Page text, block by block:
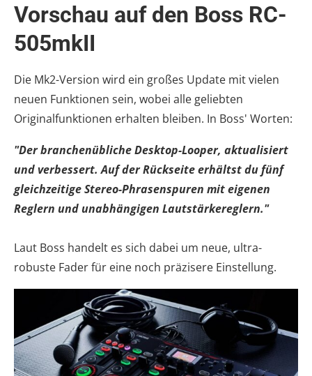
Vorschau auf den Boss RC-
505mkII
Die Mk2-Version wird ein großes Update mit vielen
neuen Funktionen sein, wobei alle geliebten
Originalfunktionen erhalten bleiben. In Boss' Worten:
"Der branchenübliche Desktop-Looper, aktualisiert
und verbessert. Auf der Rückseite erhältst du fünf
gleichzeitige Stereo-Phrasenspuren mit eigenen
Reglern und unabhängigen Lautstärkereglern."
Laut Boss handelt es sich dabei um neue, ultra-
robuste Fader für eine noch präzisere Einstellung.